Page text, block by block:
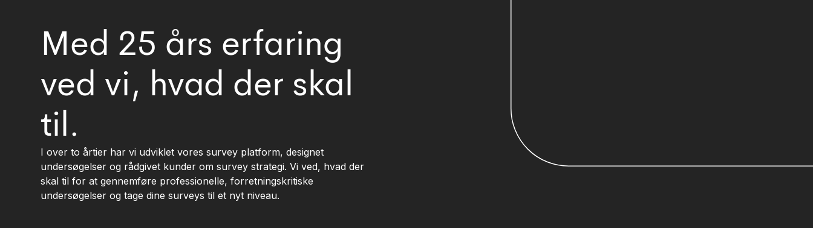
Med 25 års erfaring
ved vi, hvad der skal
til.
I over to årtier har vi udviklet vores survey platform, designet
undersøgelser og rådgivet kunder om survey strategi. Vi ved, hvad der
skal til for at gennemføre professionelle, forretningskritiske
undersøgelser og tage dine surveys til et nyt niveau.